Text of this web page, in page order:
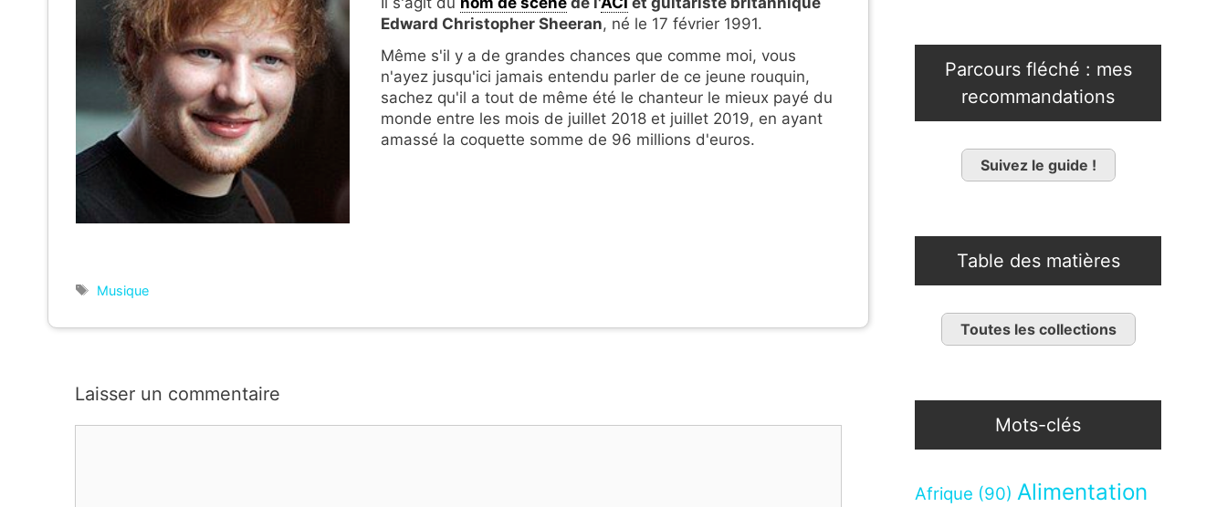
Edward Christopher Sheeran, né le 17 février 1991.
Même s'il y a de grandes chances que comme moi, vous
n'ayez jusqu'ici jamais entendu parler de ce jeune rouquin,
sachez qu'il a tout de même été le chanteur le mieux payé du
monde entre les mois de juillet 2018 et juillet 2019, en ayant
amassé la coquette somme de 96 millions d'euros.
Étiquettes
Musique
Laisser un commentaire
Parcours fléché : mes
recommandations
Suivez le guide !
Table des matières
Toutes les collections
Mots-clés
Afrique (90) Alimentation